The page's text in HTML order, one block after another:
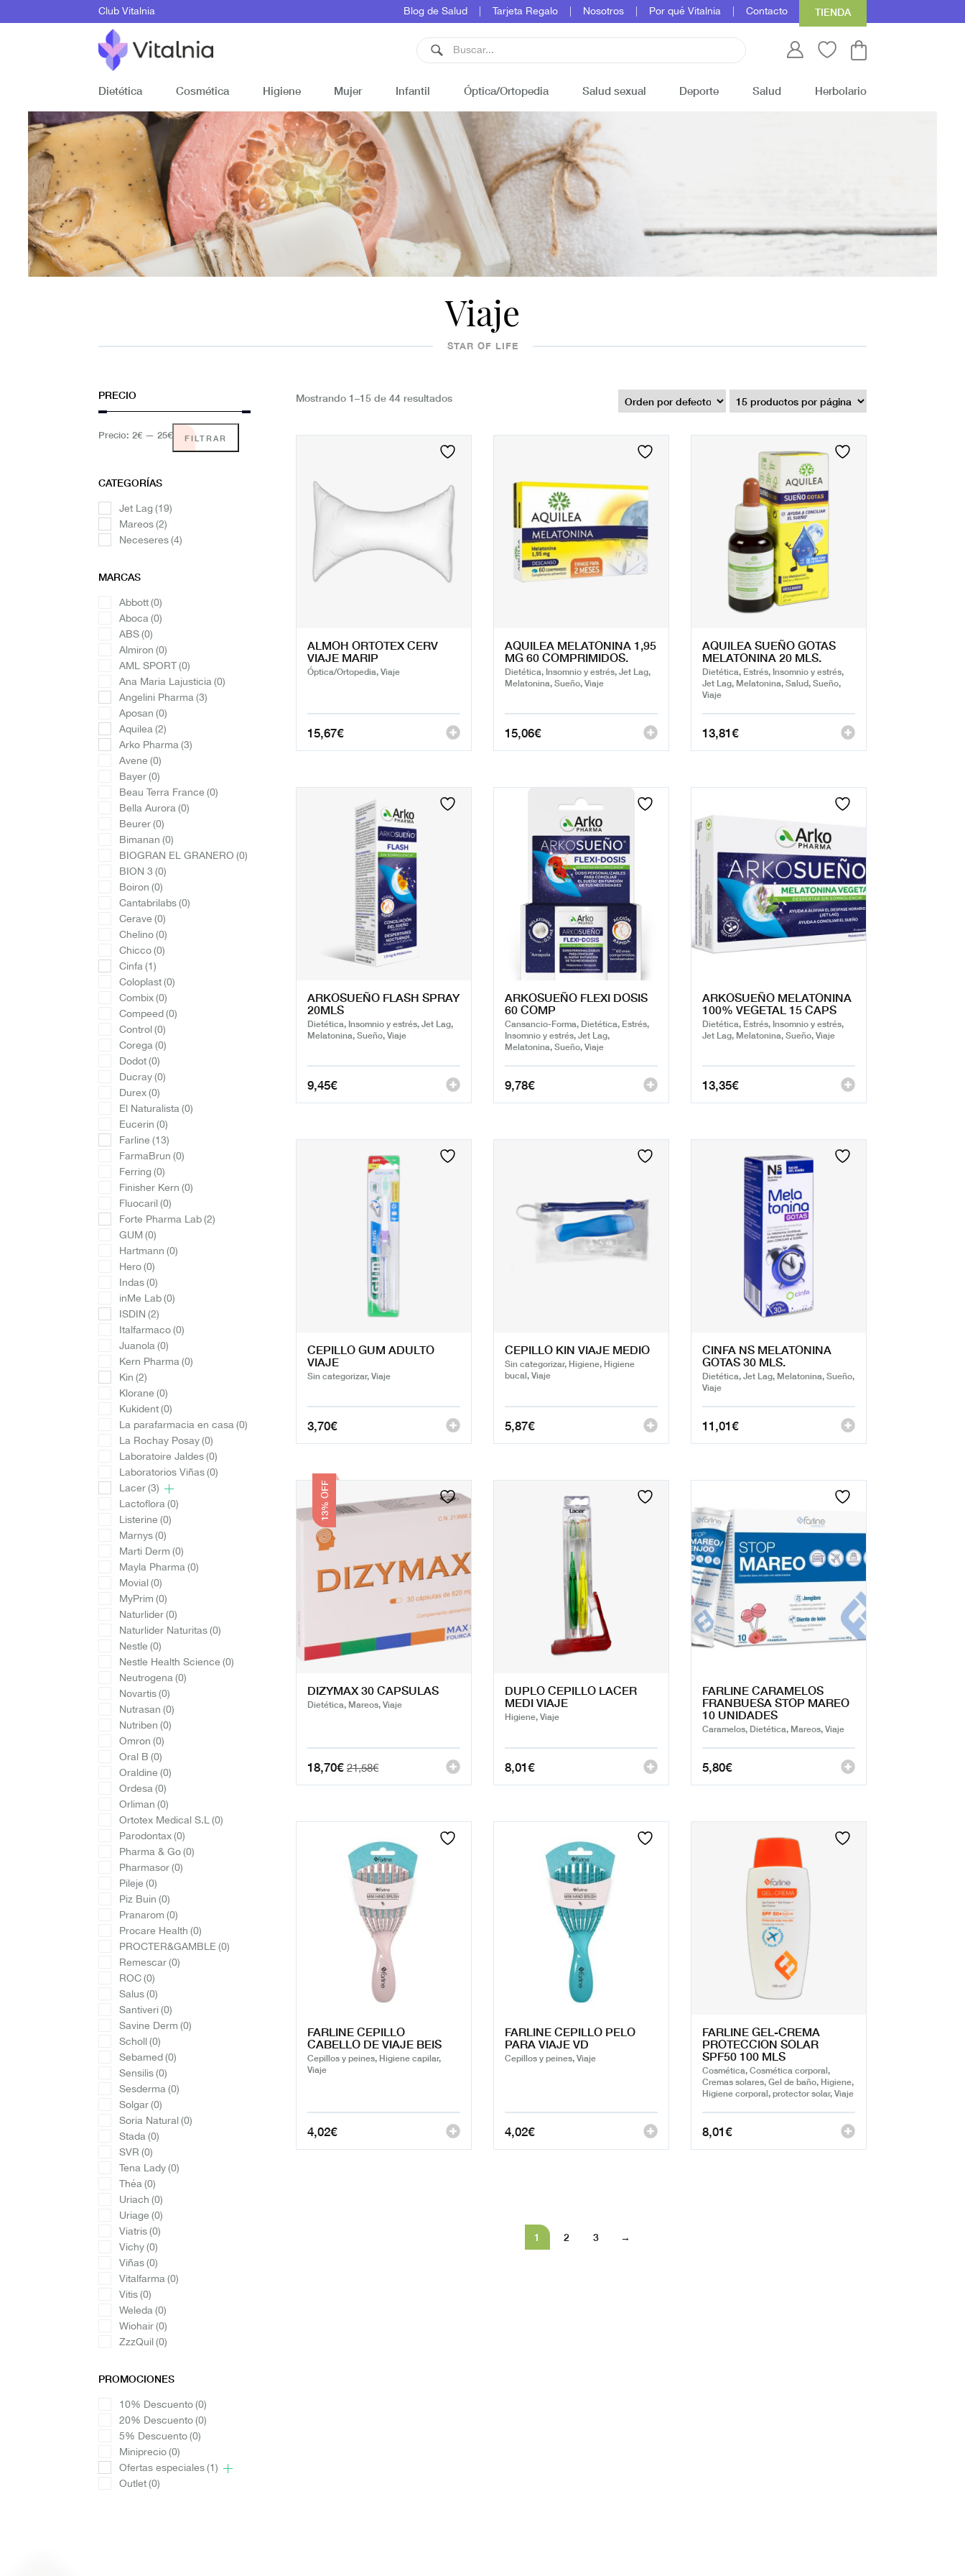
Club Vitalnia Blog de Salud Tarjeta Regalo Nosotros Por qué Vitalnia Contacto TIENDA
Dietética Cosmética Higiene Mujer Infantil Óptica/Ortopedia Salud sexual Deporte Salud Herbolario
Viaje
STAR OF LIFE
PRECIO
FILTRAR
Precio: 2€ — 25€
CATEGORÍAS
Jet Lag(19)
Mareos(2)
Neceseres(4)
MARCAS
Abbott(0)
Aboca(0)
ABS(0)
Almiron(0)
AML SPORT(0)
Ana Maria Lajusticia(0)
Angelini Pharma(3)
Aposan(0)
Aquilea(2)
Arko Pharma(3)
Avene(0)
Bayer(0)
Beau Terra France(0)
Bella Aurora(0)
Beurer(0)
Bimanan(0)
BIOGRAN EL GRANERO(0)
BION 3(0)
Boiron(0)
Cantabrilabs(0)
Cerave(0)
Chelino(0)
Chicco(0)
Cinfa(1)
Coloplast(0)
Combix(0)
Compeed(0)
Control(0)
Corega(0)
Dodot(0)
Ducray(0)
Durex(0)
El Naturalista(0)
Eucerin(0)
Farline(13)
FarmaBrun(0)
Ferring(0)
Finisher Kern(0)
Fluocaril(0)
Forte Pharma Lab(2)
GUM(0)
Hartmann(0)
Hero(0)
Indas(0)
inMe Lab(0)
ISDIN(2)
Italfarmaco(0)
Juanola(0)
Kern Pharma(0)
Kin(2)
Klorane(0)
Kukident(0)
La parafarmacia en casa(0)
La Rochay Posay(0)
Laboratoire Jaldes(0)
Laboratorios Viñas(0)
Lacer(3)
Lactoflora(0)
Listerine(0)
Marnys(0)
Marti Derm(0)
Mayla Pharma(0)
Movial(0)
MyPrim(0)
Naturlider(0)
Naturlider Naturitas(0)
Nestle(0)
Nestle Health Science(0)
Neutrogena(0)
Novartis(0)
Nutrasan(0)
Nutriben(0)
Omron(0)
Oral B(0)
Oraldine(0)
Ordesa(0)
Orliman(0)
Ortotex Medical S.L(0)
Parodontax(0)
Pharma & Go(0)
Pharmasor(0)
Pileje(0)
Piz Buin(0)
Pranarom(0)
Procare Health(0)
PROCTER&GAMBLE(0)
Remescar(0)
ROC(0)
Salus(0)
Santiveri(0)
Savine Derm(0)
Scholl(0)
Sebamed(0)
Sensilis(0)
Sesderma(0)
Solgar(0)
Soria Natural(0)
Stada(0)
SVR(0)
Tena Lady(0)
Théa(0)
Uriach(0)
Uriage(0)
Viatris(0)
Vichy(0)
Viñas(0)
Vitalfarma(0)
Vitis(0)
Weleda(0)
Wiohair(0)
ZzzQuil(0)
PROMOCIONES
10% Descuento(0)
20% Descuento(0)
5% Descuento(0)
Miniprecio(0)
Ofertas especiales(1)
Outlet(0)
Mostrando 1–15 de 44 resultados
ALMOH ORTOTEX CERV
VIAJE MARIP
Óptica/Ortopedia, Viaje
15,67€
AQUILEA MELATONINA 1,95
MG 60 COMPRIMIDOS.
Dietética, Insomnio y estrés, Jet Lag,
Melatonina, Sueño, Viaje
15,06€
AQUILEA SUEÑO GOTAS
MELATONINA 20 MLS.
Dietética, Estrés, Insomnio y estrés,
Jet Lag, Melatonina, Salud, Sueño,
Viaje
13,81€
ARKOSUEÑO FLASH SPRAY
20MLS
Dietética, Insomnio y estrés, Jet Lag,
Melatonina, Sueño, Viaje
9,45€
ARKOSUEÑO FLEXI DOSIS
60 COMP
Cansancio-Forma, Dietética, Estrés,
Insomnio y estrés, Jet Lag,
Melatonina, Sueño, Viaje
9,78€
ARKOSUEÑO MELATONINA
100% VEGETAL 15 CAPS
Dietética, Estrés, Insomnio y estrés,
Jet Lag, Melatonina, Sueño, Viaje
13,35€
CEPILLO GUM ADULTO
VIAJE
Sin categorizar, Viaje
3,70€
CEPILLO KIN VIAJE MEDIO
Sin categorizar, Higiene, Higiene
bucal, Viaje
5,87€
CINFA NS MELATONINA
GOTAS 30 MLS.
Dietética, Jet Lag, Melatonina, Sueño,
Viaje
11,01€
13% OFF
DIZYMAX 30 CAPSULAS
Dietética, Mareos, Viaje
21,58€
18,70€
DUPLO CEPILLO LACER
MEDI VIAJE
Higiene, Viaje
8,01€
FARLINE CARAMELOS
FRANBUESA STOP MAREO
10 UNIDADES
Caramelos, Dietética, Mareos, Viaje
5,80€
FARLINE CEPILLO
CABELLO DE VIAJE BEIS
Cepillos y peines, Higiene capilar,
Viaje
4,02€
FARLINE CEPILLO PELO
PARA VIAJE VD
Cepillos y peines, Viaje
4,02€
FARLINE GEL-CREMA
PROTECCION SOLAR
SPF50 100 MLS
Cosmética, Cosmética corporal,
Cremas solares, Gel de baño, Higiene,
Higiene corporal, protector solar, Viaje
8,01€
1 2 3 →